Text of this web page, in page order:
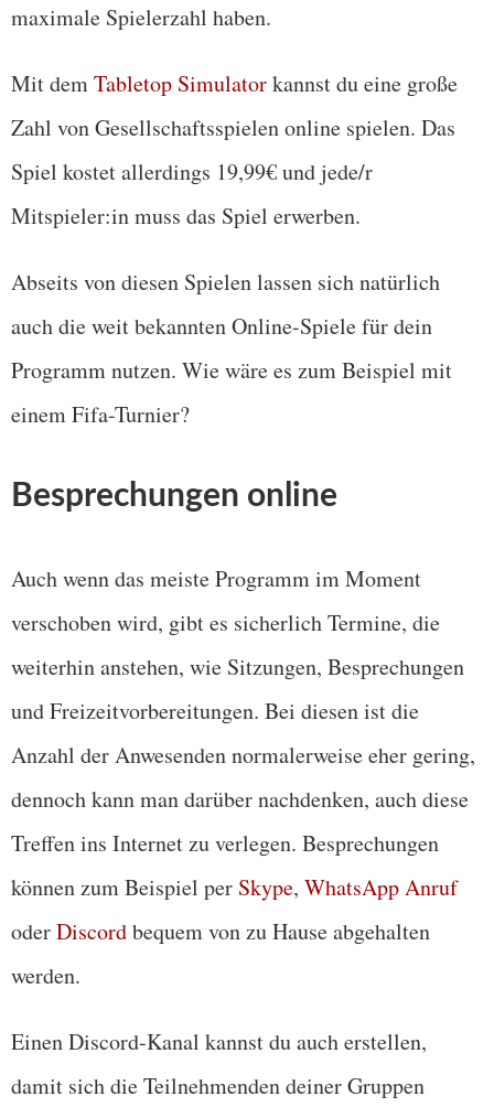
maximale Spielerzahl haben.
Mit demTabletop Simulatorkannst du eine große
Zahl von Gesellschaftsspielen online spielen. Das
Spiel kostet allerdings 19,99€ und jede/r
Mitspieler:in muss das Spiel erwerben.
Abseits von diesen Spielen lassen sich natürlich
auch die weit bekannten Online-Spiele für dein
Programm nutzen. Wie wäre es zum Beispiel mit
einem Fifa-Turnier?
Besprechungen online
Auch wenn das meiste Programm im Moment
verschoben wird, gibt es sicherlich Termine, die
weiterhin anstehen, wie Sitzungen, Besprechungen
und Freizeitvorbereitungen. Bei diesen ist die
Anzahl der Anwesenden normalerweise eher gering,
dennoch kann man darüber nachdenken, auch diese
Treffen ins Internet zu verlegen. Besprechungen
können zum Beispiel per Skype, WhatsApp Anruf
oderDiscordbequem von zu Hause abgehalten
werden.
Einen Discord-Kanal kannst du auch erstellen,
damit sich die Teilnehmenden deiner Gruppen